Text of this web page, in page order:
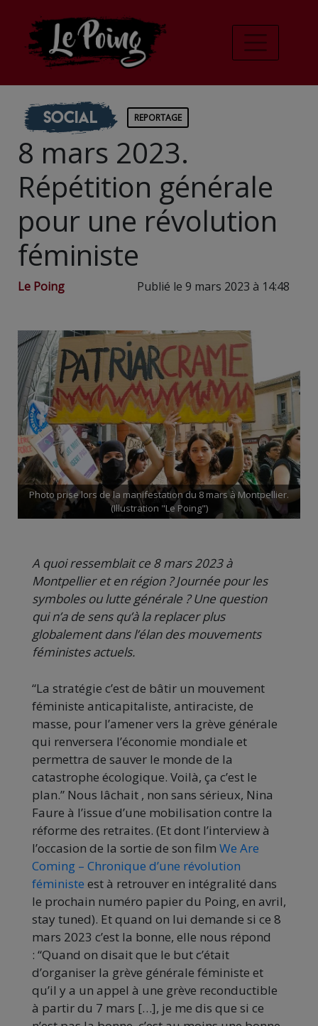
Social REPORTAGE
8 mars 2023.
Répétition générale
pour une révolution
féministe
Le Poing Publié le 9 mars 2023 à 14:48
Photo prise lors de la manifestation du 8 mars à Montpellier.
(Illustration "Le Poing")
A quoi ressemblait ce 8 mars 2023 à
Montpellier et en région ? Journée pour les
symboles ou lutte générale ? Une question
qui n’a de sens qu’à la replacer plus
globalement dans l’élan des mouvements
féministes actuels.
“La stratégie c’est de bâtir un mouvement
féministe anticapitaliste, antiraciste, de
masse, pour l’amener vers la grève générale
qui renversera l’économie mondiale et
permettra de sauver le monde de la
catastrophe écologique. Voilà, ça c’est le
plan.” Nous lâchait , non sans sérieux, Nina
Faure à l’issue d’une mobilisation contre la
réforme des retraites. (Et dont l’interview à
l’occasion de la sortie de son film We Are
Coming – Chronique d’une révolution
féministe est à retrouver en intégralité dans
le prochain numéro papier du Poing, en avril,
stay tuned). Et quand on lui demande si ce 8
mars 2023 c’est la bonne, elle nous répond
: “Quand on disait que le but c’était
d’organiser la grève générale féministe et
qu’il y a un appel à une grève reconductible
à partir du 7 mars […], je me dis que si ce